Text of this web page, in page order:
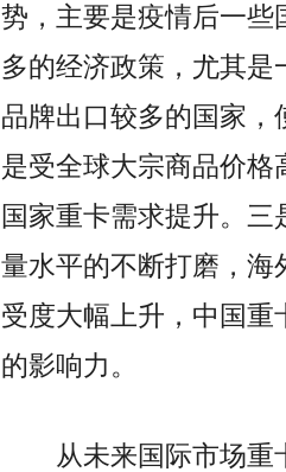
势，主要是疫情后一些
多的经济政策，尤其是
品牌出口较多的国家
是受全球大宗商品价格
国家重卡需求提升。
量水平的不断打磨，海
受度大幅上升，中国
的影响力。
从未来国际市场